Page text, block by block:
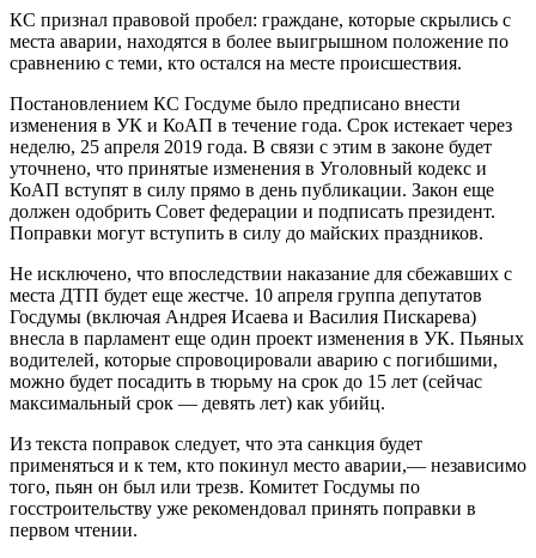
КС признал правовой пробел: граждане, которые скрылись с
места аварии, находятся в более выигрышном положение по
сравнению с теми, кто остался на месте происшествия.
Постановлением КС Госдуме было предписано внести
изменения в УК и КоАП в течение года. Срок истекает через
неделю, 25 апреля 2019 года. В связи с этим в законе будет
уточнено, что принятые изменения в Уголовный кодекс и
КоАП вступят в силу прямо в день публикации. Закон еще
должен одобрить Совет федерации и подписать президент.
Поправки могут вступить в силу до майских праздников.
Не исключено, что впоследствии наказание для сбежавших с
места ДТП будет еще жестче. 10 апреля группа депутатов
Госдумы (включая Андрея Исаева и Василия Пискарева)
внесла в парламент еще один проект изменения в УК. Пьяных
водителей, которые спровоцировали аварию с погибшими,
можно будет посадить в тюрьму на срок до 15 лет (сейчас
максимальный срок — девять лет) как убийц.
Из текста поправок следует, что эта санкция будет
применяться и к тем, кто покинул место аварии,— независимо
того, пьян он был или трезв. Комитет Госдумы по
госстроительству уже рекомендовал принять поправки в
первом чтении.